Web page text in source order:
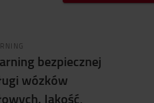
bezpiecznej
wózków
Jakość,